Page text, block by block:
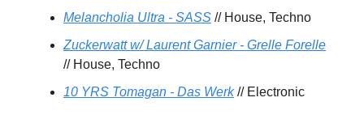
Melancholia Ultra - SASS // House, Techno
Zuckerwatt w/ Laurent Garnier - Grelle Forelle
// House, Techno
10 YRS Tomagan - Das Werk// Electronic